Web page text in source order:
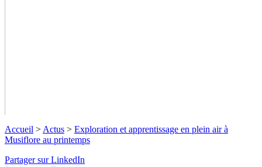
Accueil > Actus > Exploration et apprentissage en plein air à
Musiflore au printemps
Partager sur LinkedIn